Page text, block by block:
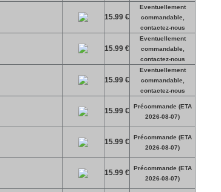
15.99 €
Eventuellement
commandable,
contactez-nous
15.99 €
Eventuellement
commandable,
contactez-nous
15.99 €
Eventuellement
commandable,
contactez-nous
15.99 €
Précommande (ETA
2026-08-07)
15.99 €
Précommande (ETA
2026-08-07)
15.99 €
Précommande (ETA
2026-08-07)